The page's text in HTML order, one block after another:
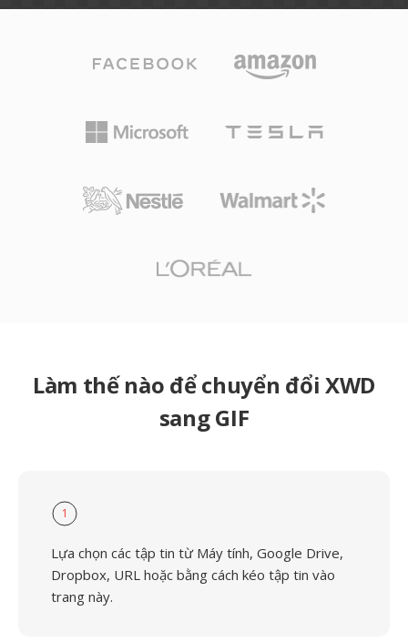
Làm thế nào để chuyển đổi XWD
sang GIF
1
Lựa chọn các tập tin từ Máy tính, Google Drive,
Dropbox, URL hoặc bằng cách kéo tập tin vào
trang này.